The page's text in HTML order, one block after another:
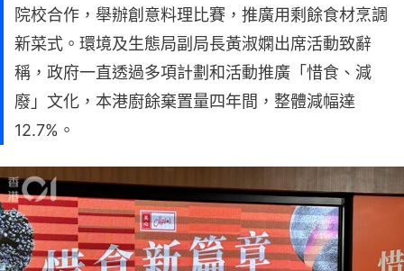
院校合作，舉辦創意料理比賽，推廣用剩餘食材烹調
新菜式。環境及生態局副局長黃淑嫻出席活動致辭
稱，政府一直透過多項計劃和活動推廣「惜食、減
廢」文化，本港廚餘棄置量四年間，整體減幅達
12.7%。